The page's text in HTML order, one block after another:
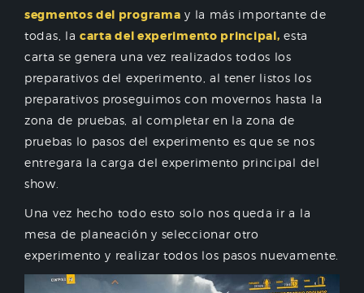
segmentos del programa y la más importante de
todas, la carta del experimento principal, esta
carta se genera una vez realizados todos los
preparativos del experimento, al tener listos los
preparativos proseguimos con movernos hasta la
zona de pruebas, al completar en la zona de
pruebas lo pasos del experimento es que se nos
entregara la carga del experimento principal del
show.
Una vez hecho todo esto solo nos queda ir a la
mesa de planeación y seleccionar otro
experimento y realizar todos los pasos nuevamente.